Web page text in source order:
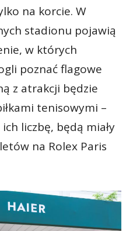
na korcie. W
stadionu pojawią
w których
poznać flagowe
z atrakcji będzie
tenisowymi –
liczbę, będą miały
na Rolex Paris